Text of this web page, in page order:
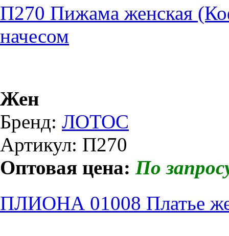
П270 Пижама женская
начесом
Жен
Бренд: ЛОТОС
Артикул: П270
Оптовая цена: По
ПЛИОНА 01008 Платье